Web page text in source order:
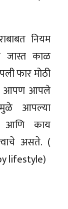
नियम
जास्त काळ
फार मोठी
आपण आपले
आपल्या
आणि काय
असते. (
lifestyle)